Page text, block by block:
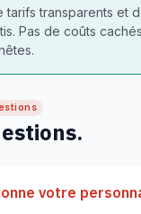
tarifs transparents et
Pas de coûts
votre